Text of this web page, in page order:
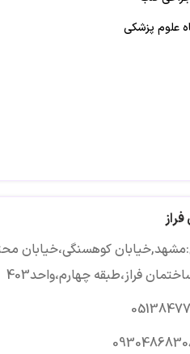
علوم پزشکی
کوهسنگی،خیابان
فراز،طبقه چهارم،واحد403